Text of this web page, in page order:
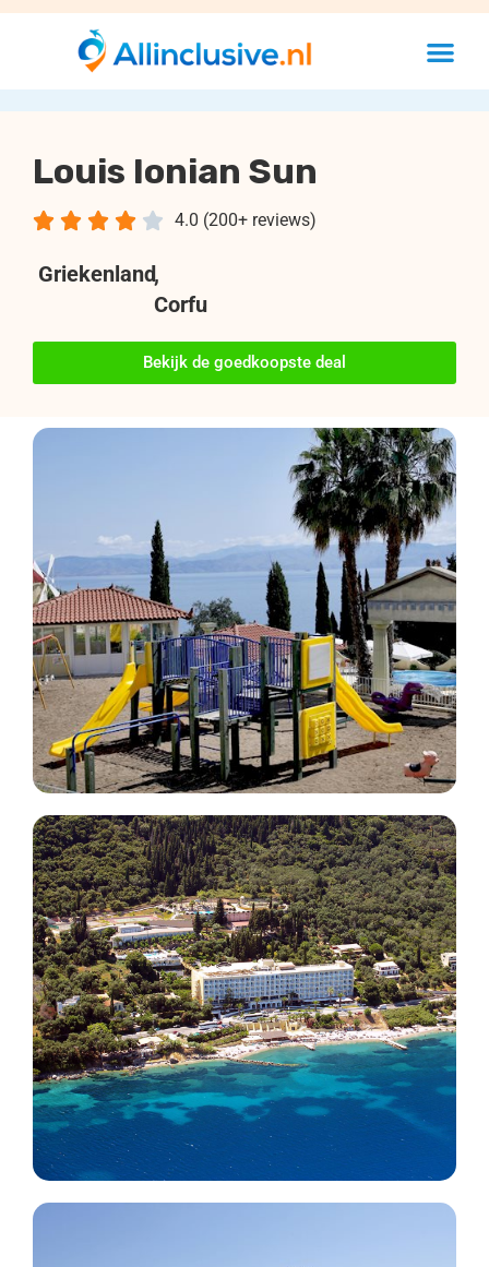
Louis Ionian Sun
4.0 (200+ reviews)
    
Griekenland,
Corfu
Bekijk de goedkoopste deal